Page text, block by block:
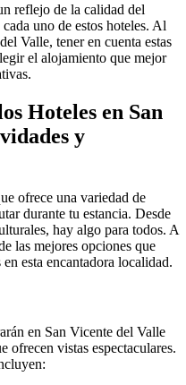
reflejo de la calidad del
uno de estos hoteles. Al
Valle, tener en cuenta estas
el alojamiento que mejor
Hoteles en San
y
ofrece una variedad de
durante tu estancia. Desde
hay algo para todos. A
las mejores opciones que
esta encantadora localidad.
en San Vicente del Valle
ofrecen vistas espectaculares.